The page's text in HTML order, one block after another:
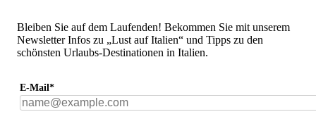
Bleiben Sie auf dem Laufenden! Bekommen Sie mit unserem
Newsletter Infos zu „Lust auf Italien“ und Tipps zu den
schönsten Urlaubs-Destinationen in Italien.
E-Mail*